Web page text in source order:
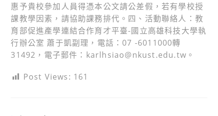
惠予貴校參加人員得憑本公文請公差假，若有學校授
課教學因素，請協助課務排代。四、活動聯絡人：教
育部促進產學連結合作育才平臺-國立高雄科技大學執
行辦公室 蕭于凱副理，電話：07 -6011000轉
31492，電子郵件：karlhsiao@nkust.edu.tw。
Post Views: 161